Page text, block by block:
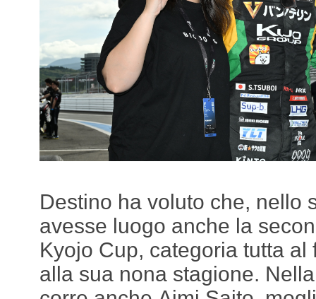
Destino ha voluto che, nello
avesse luogo anche la
Kyojo Cup, categoria tutta al
alla sua nona stagione.